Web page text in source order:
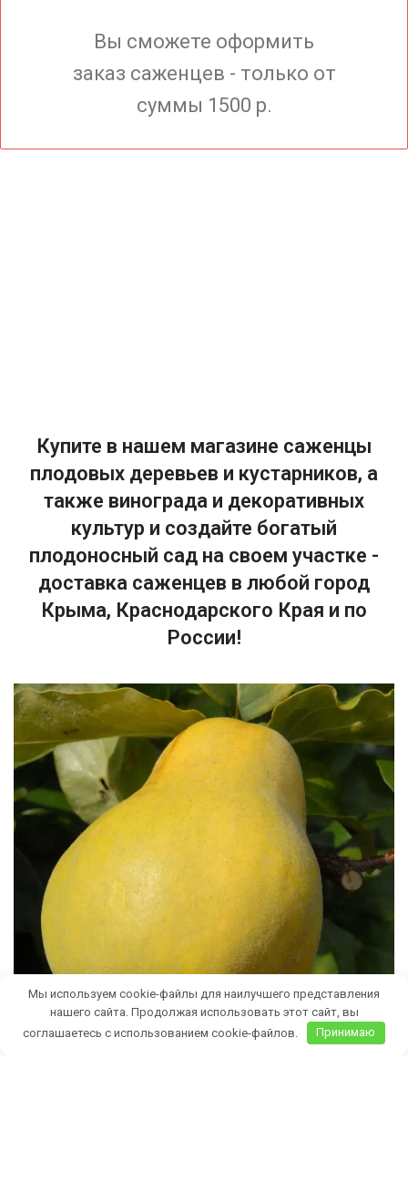
Вы сможете оформить
заказ саженцев - только от
суммы 1500 р.
Купите в нашем магазине саженцы
плодовых деревьев и кустарников, а
также винограда и декоративных
культур и создайте богатый
плодоносный сад на своем участке -
доставка саженцев в любой город
Крыма, Краснодарского Края и по
России!
Мы используем cookie-файлы для наилучшего представления
нашего сайта. Продолжая использовать этот сайт, вы
соглашаетесь с использованием cookie-файлов.
Принимаю